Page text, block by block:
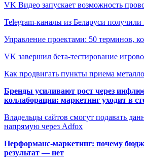
VK Видео запускает возможность
Telegram-каналы из Беларуси
Управление проектами: 50 терминов,
VK завершил бета-тестирование
Как продвигать пункты приема
Бренды усиливают рост через
коллаборации: маркетинг уходит в
Владельцы сайтов смогут подавать
напрямую через Adfox
Перформанс-маркетинг: почему
результат — нет